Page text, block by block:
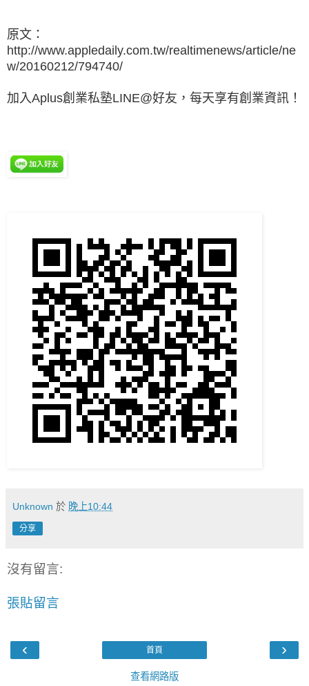
原文：
http://www.appledaily.com.tw/realtimenews/article/ne
w/20160212/794740/
加入Aplus創業私塾LINE@好友，每天享有創業資訊！
Unknown 於 晚上10:44
分享
沒有留言:
張貼留言
‹ ›
首頁
查看網路版